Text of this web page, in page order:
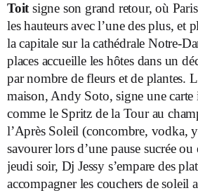
Toit signe son grand retour, où
les hauteurs avec l’une des plus, et
la capitale sur la cathédrale Notre-
places accueille les hôtes dans un
par nombre de fleurs et de plantes.
maison, Andy Soto, signe une carte
comme le Spritz de la Tour au
l’Après Soleil (concombre, vodka,
savourer lors d’une pause sucrée
jeudi soir, Dj Jessy s’empare des
accompagner les couchers de soleil